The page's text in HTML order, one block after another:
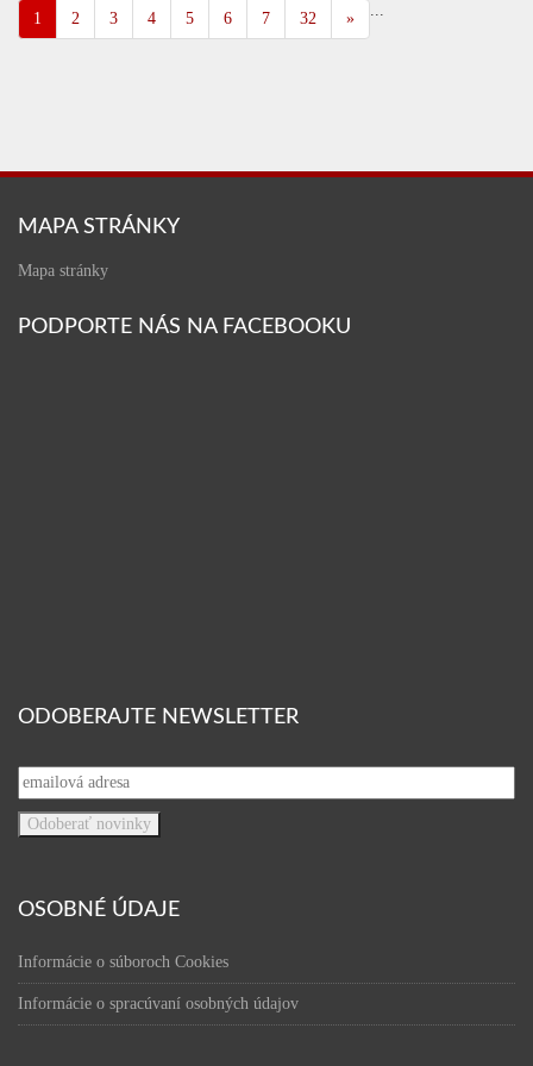
1 2 3 4 5 6 7 ...
32 »
MAPA STRÁNKY
Mapa stránky
PODPORTE NÁS NA FACEBOOKU
ODOBERAJTE NEWSLETTER
OSOBNÉ ÚDAJE
Informácie o súboroch Cookies
Informácie o spracúvaní osobných údajov